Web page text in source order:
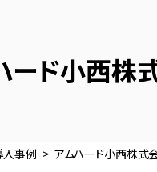
ード小西株
入事例 アムハード小西株式